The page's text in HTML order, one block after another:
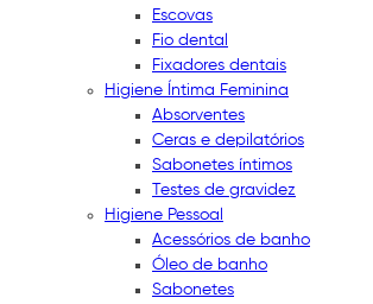
Escovas
Fio dental
Fixadores dentais
Higiene Íntima Feminina
Absorventes
Ceras e depilatórios
Sabonetes íntimos
Testes de gravidez
Higiene Pessoal
Acessórios de banho
Óleo de banho
Sabonetes